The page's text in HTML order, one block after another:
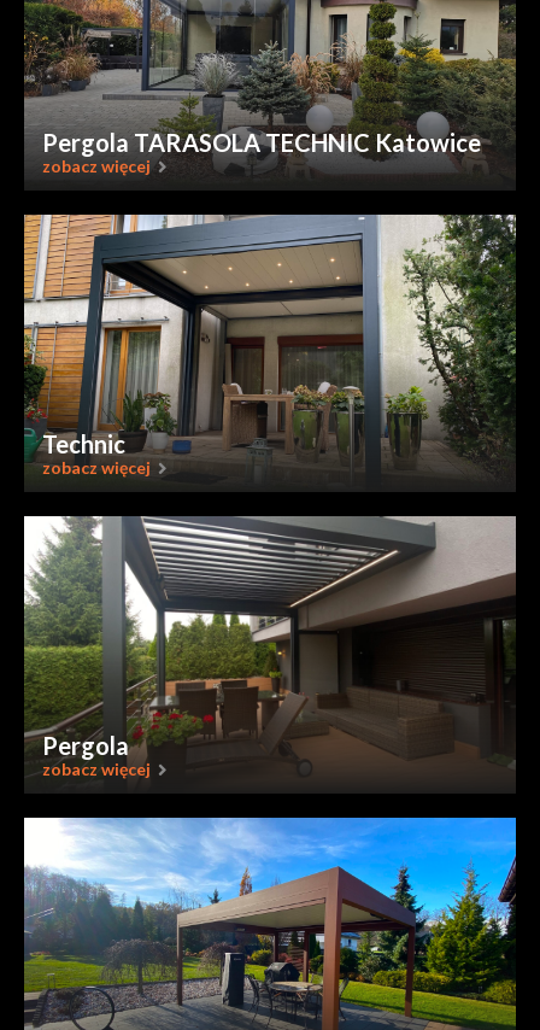
Pergola TARASOLA TECHNIC Katowice
zobacz więcej
Technic
zobacz więcej
Pergola
zobacz więcej